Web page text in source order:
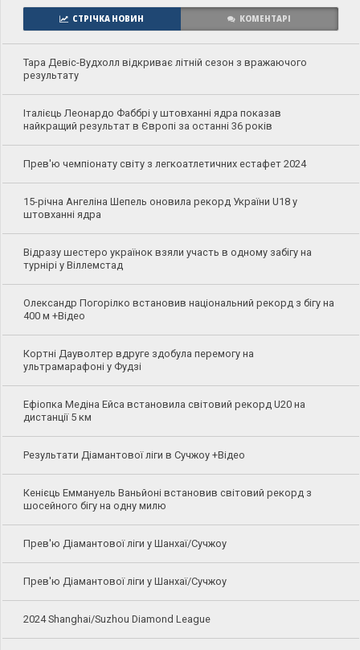
СТРІЧКА НОВИН КОМЕНТАРІ
Тара Девіс-Вудхолл відкриває літній сезон з вражаючого
результату
Італієць Леонардо Фаббрі у штовханні ядра показав
найкращий результат в Європі за останні 36 років
Прев'ю чемпіонату світу з легкоатлетичних естафет 2024
15-річна Ангеліна Шепель оновила рекорд України U18 у
штовханні ядра
Відразу шестеро українок взяли участь в одному забігу на
турнірі у Віллемстад
Олександр Погорілко встановив національний рекорд з бігу на
400 м +Відео
Кортні Дауволтер вдруге здобула перемогу на
ультрамарафоні у Фудзі
Ефіопка Медіна Ейса встановила світовий рекорд U20 на
дистанції 5 км
Результати Діамантової ліги в Сучжоу +Відео
Кенієць Еммануель Ваньйоні встановив світовий рекорд з
шосейного бігу на одну милю
Прев'ю Діамантової ліги у Шанхаї/Сучжоу
Прев'ю Діамантової ліги у Шанхаї/Сучжоу
2024 Shanghai/Suzhou Diamond League